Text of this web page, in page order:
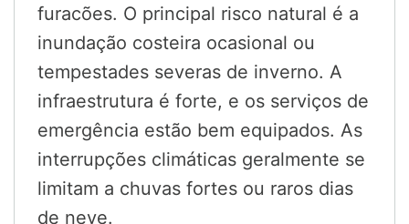
furacões. O principal risco natural é a
inundação costeira ocasional ou
tempestades severas de inverno. A
infraestrutura é forte, e os serviços de
emergência estão bem equipados. As
interrupções climáticas geralmente se
limitam a chuvas fortes ou raros dias
de neve.